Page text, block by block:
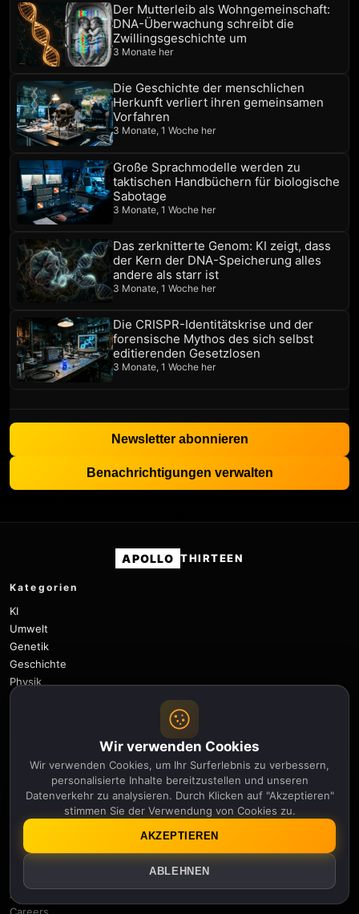
Der Mutterleib als Wohngemeinschaft:
DNA-Überwachung schreibt die
Zwillingsgeschichte um
3 Monate her
Die Geschichte der menschlichen
Herkunft verliert ihren gemeinsamen
Vorfahren
3 Monate, 1 Woche her
Große Sprachmodelle werden zu
taktischen Handbüchern für biologische
Sabotage
3 Monate, 1 Woche her
Das zerknitterte Genom: KI zeigt, dass
der Kern der DNA-Speicherung alles
andere als starr ist
3 Monate, 1 Woche her
Die CRISPR-Identitätskrise und der
forensische Mythos des sich selbst
editierenden Gesetzlosen
3 Monate, 1 Woche her
Newsletter abonnieren
Benachrichtigungen verwalten
APOLLO THIRTEEN
Kategorien
KI
Umwelt
Genetik
Geschichte
Physik
Robotik
Technologie
Nützliche Links
Newsletter
Sitemap
About Us
Wir verwenden Cookies
Wir verwenden Cookies, um Ihr Surferlebnis zu verbessern,
personalisierte Inhalte bereitzustellen und unseren
Datenverkehr zu analysieren. Durch Klicken auf "Akzeptieren"
stimmen Sie der Verwendung von Cookies zu.
ABLEHNEN
AKZEPTIEREN